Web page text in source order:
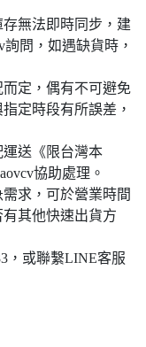
無法即時同步，建
問，如遇缺貨時，
定，偶有不可避免
定時段有所誤差，
送《限台灣本
協助處理。
求，可於營業時間
其他快速出貨方
，或聯繫LINE客服